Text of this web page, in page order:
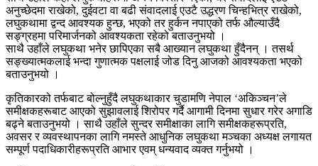
अनुच्छेदमा राखेको, दुईवटा वा बढी संवादलाई एउटै उद्धरण चिन्हभित्र राखेको,
लघुकथामा द्वन्द आवश्यक हुन्छ, भएको तर हुर्कन नपाएको तर्फ औल्याउँदै
सङ्ग्रहमा परिमार्जनको आवश्यकता रहेको बताउनुभयो ।
साथै उहाँले लघुकथा भनेर छापिएका सबै आख्यान लघुकथा हुँदैनन् । तसर्थ
सङ्ख्यात्मकलाई भन्दा गुणात्मक पक्षलाई जोड दिनु आजको आवश्यकता भएको
बताउनुभयो ।
कृतिकारको तर्फबाट बोल्नुहुँदै लघुकथाकार चुडामणि नेपाल ‘अकिञ्चन’ले
समीक्षकहरूबाट आएको सुझावलाई शिरोपर गर्दै आगामी दिनमा सुधार गरेर अगाडि
बढ्ने बताउनुभयो । साथै उहाँले सुन्दर समीक्षाका लागि समीक्षकहरूप्रति,
अवसर र व्यवस्थापनका लागि नमस्ते आधुनिक लघुकथा मञ्चका अध्यक्ष लगायत
सम्पूर्ण पदाधिकारीहरूप्रति आभार एवम् धन्यवाद व्यक्त गर्नुभयो ।